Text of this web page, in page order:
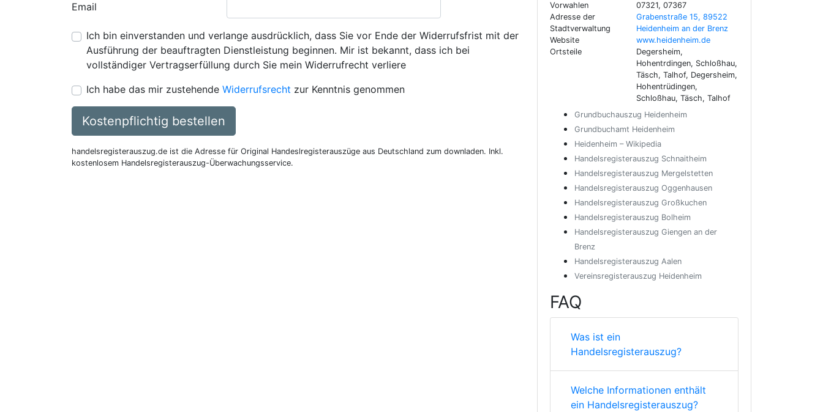
Email
Ich bin einverstanden und verlange ausdrücklich, dass Sie vor Ende der Widerrufsfrist mit der
Ausführung der beauftragten Dienstleistung beginnen. Mir ist bekannt, dass ich bei
vollständiger Vertragserfüllung durch Sie mein Widerrufrecht verliere
Ich habe das mir zustehende Widerrufsrecht zur Kenntnis genommen
Kostenpflichtig bestellen
handelsregisterauszug.de ist die Adresse für Original Handeslregisterauszüge aus Deutschland zum downladen. Inkl.
kostenlosem Handelsregisterauszug-Überwachungsservice.
Vorwahlen
07321, 07367
Adresse der
Stadtverwaltung
Grabenstraße 15, 89522
Heidenheim an der Brenz
Website
www.heidenheim.de
Ortsteile
Degersheim,
Hohentrdingen, Schloßhau,
Täsch, Talhof, Degersheim,
Hohentrüdingen,
Schloßhau, Täsch, Talhof
Grundbuchauszug Heidenheim
Grundbuchamt Heidenheim
Heidenheim – Wikipedia
Handelsregisterauszug Schnaitheim
Handelsregisterauszug Mergelstetten
Handelsregisterauszug Oggenhausen
Handelsregisterauszug Großkuchen
Handelsregisterauszug Bolheim
Handelsregisterauszug Giengen an der
Brenz
Handelsregisterauszug Aalen
Vereinsregisterauszug Heidenheim
FAQ
Was ist ein
Handelsregisterauszug?
Welche Informationen enthält
ein Handelsregisterauszug?